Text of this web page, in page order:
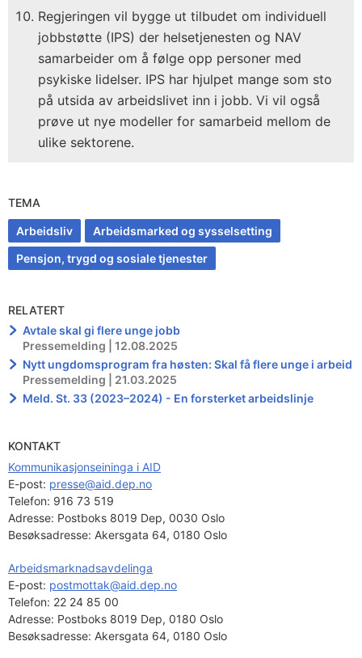
Regjeringen vil bygge ut tilbudet om individuell
jobbstøtte (IPS) der helsetjenesten og NAV
samarbeider om å følge opp personer med
psykiske lidelser. IPS har hjulpet mange som sto
på utsida av arbeidslivet inn i jobb. Vi vil også
prøve ut nye modeller for samarbeid mellom de
ulike sektorene.
TEMA
Arbeidsliv
Arbeidsmarked og sysselsetting
Pensjon, trygd og sosiale tjenester
RELATERT
Avtale skal gi flere unge jobb
Pressemelding | 12.08.2025
Nytt ungdomsprogram fra høsten: Skal få flere unge i arbeid
Pressemelding | 21.03.2025
Meld. St. 33 (2023–2024) - En forsterket arbeidslinje
KONTAKT
Kommunikasjonseininga i AID
E-post: presse@aid.dep.no
Telefon: 916 73 519
Adresse: Postboks 8019 Dep, 0030 Oslo
Besøksadresse: Akersgata 64, 0180 Oslo
Arbeidsmarknadsavdelinga
E-post: postmottak@aid.dep.no
Telefon: 22 24 85 00
Adresse: Postboks 8019 Dep, 0180 Oslo
Besøksadresse: Akersgata 64, 0180 Oslo